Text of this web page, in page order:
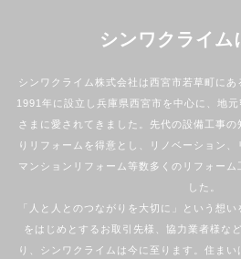
シンワクライム
シンワクライム株式会社は西宮市若草町にあ
1991年に設立し兵庫県西宮市を中心に、地
さまに愛されてきました。先代の設備工事
りリフォームを得意とし、リノベーション、
マンションリフォーム等数多くのリフォーム
した。
「人と人とのつながりを大切に」という想
をはじめとするお取引先様、協力業者様な
り、シンワクライムは今に至ります。住ま